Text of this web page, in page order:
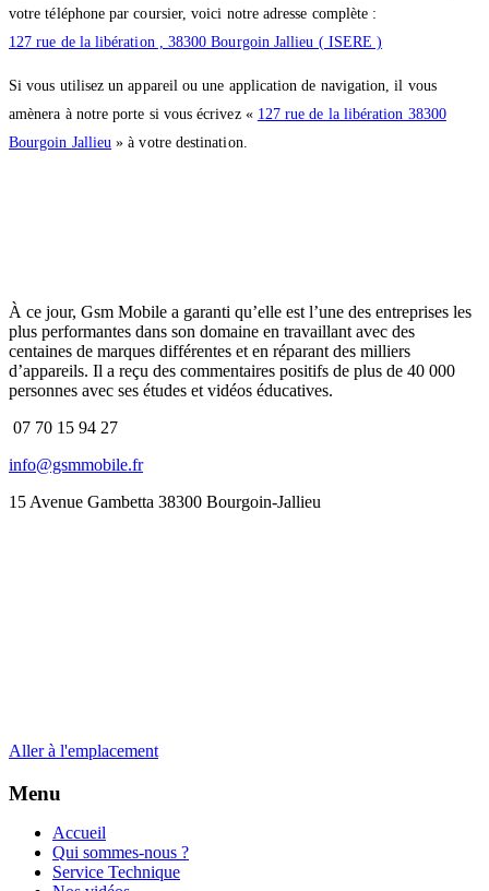
votre téléphone par coursier, voici notre adresse complète :
127 rue de la libération , 38300 Bourgoin Jallieu ( ISERE )
Si vous utilisez un appareil ou une application de navigation, il vous
amènera à notre porte si vous écrivez « 127 rue de la libération 38300
Bourgoin Jallieu » à votre destination.
À ce jour, Gsm Mobile a garanti qu’elle est l’une des entreprises les
plus performantes dans son domaine en travaillant avec des
centaines de marques différentes et en réparant des milliers
d’appareils. Il a reçu des commentaires positifs de plus de 40 000
personnes avec ses études et vidéos éducatives.
07 70 15 94 27
info@gsmmobile.fr
15 Avenue Gambetta 38300 Bourgoin-Jallieu
Aller à l'emplacement
Menu
Accueil
Qui sommes-nous ?
Service Technique